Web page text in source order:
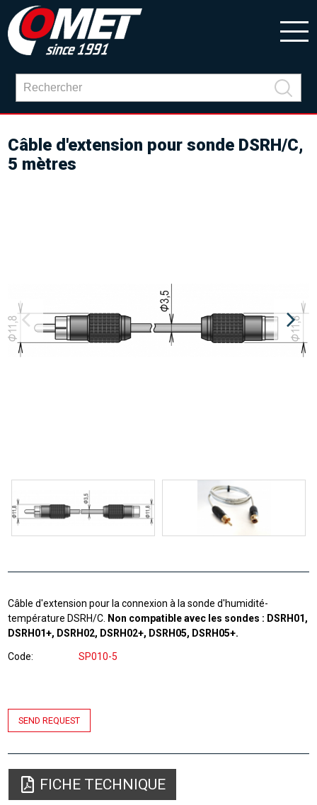
Câble d'extension pour sonde DSRH/C,
5 mètres
Câble d'extension pour la connexion à la sonde d'humidité-
température DSRH/C. Non compatible avec les sondes : DSRH01,
DSRH01+, DSRH02, DSRH02+, DSRH05, DSRH05+.
Code SP010-5
SEND REQUEST
FICHE TECHNIQUE